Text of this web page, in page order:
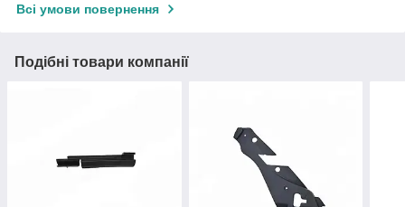
Всі умови повернення
Подібні товари компанії